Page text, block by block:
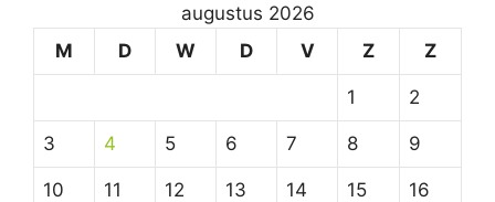
augustus 2026
M
D W D V Z Z
1 2
3 4 5 6 7 8 9
10 11 12 13 14 15 16